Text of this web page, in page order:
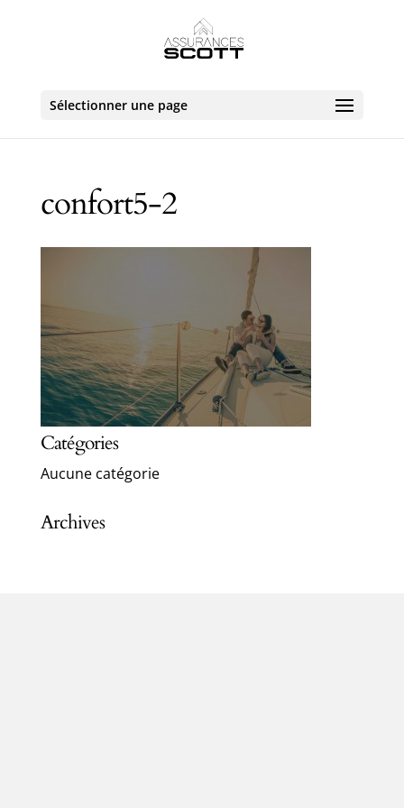
Sélectionner une page
confort5-2
Catégories
Aucune catégorie
Archives